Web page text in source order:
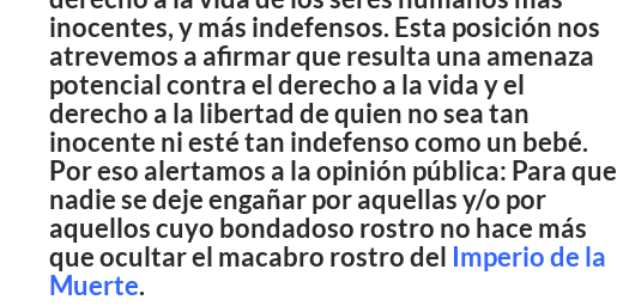
inocentes, y más indefensos. Esta posición nos
atrevemos a afirmar que resulta una amenaza
potencial contra el derecho a la vida y el
derecho a la libertad de quien no sea tan
inocente ni esté tan indefenso como un bebé.
Por eso alertamos a la opinión pública: Para que
nadie se deje engañar por aquellas y/o por
aquellos cuyo bondadoso rostro no hace más
que ocultar el macabro rostro del Imperio de la
Muerte.